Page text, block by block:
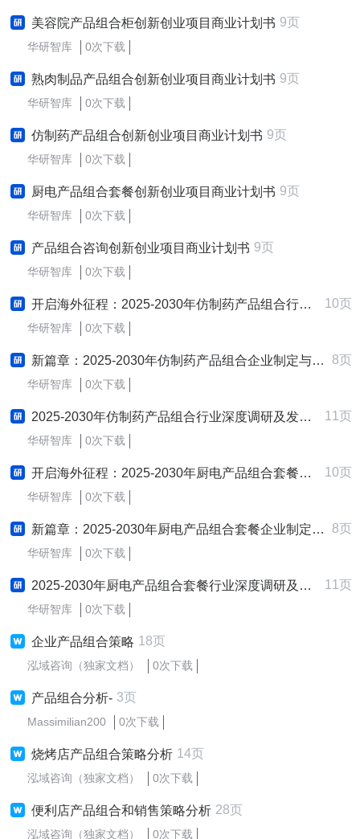
美容院产品组合柜创新创业项目商业计划书 9页
华研智库 0次下载
熟肉制品产品组合创新创业项目商业计划书 9页
华研智库 0次下载
仿制药产品组合创新创业项目商业计划书 9页
华研智库 0次下载
厨电产品组合套餐创新创业项目商业计划书 9页
华研智库 0次下载
产品组合咨询创新创业项目商业计划书 9页
华研智库 0次下载
开启海外征程：2025-2030年仿制药产品组合行业跨境出海战略研究报告 10页
华研智库 0次下载
新篇章：2025-2030年仿制药产品组合企业制定与实施新质生产力战略研究报告 8页
华研智库 0次下载
2025-2030年仿制药产品组合行业深度调研及发展战略咨询报告 11页
华研智库 0次下载
开启海外征程：2025-2030年厨电产品组合套餐行业跨境出海战略研究报告 10页
华研智库 0次下载
新篇章：2025-2030年厨电产品组合套餐企业制定与实施新质生产力战略研究报告 8页
华研智库 0次下载
2025-2030年厨电产品组合套餐行业深度调研及发展战略咨询报告 11页
华研智库 0次下载
企业产品组合策略 18页
泓域咨询（独家文档） 0次下载
产品组合分析- 3页
Massimilian200 0次下载
烧烤店产品组合策略分析 14页
泓域咨询（独家文档） 0次下载
便利店产品组合和销售策略分析 28页
泓域咨询（独家文档） 0次下载